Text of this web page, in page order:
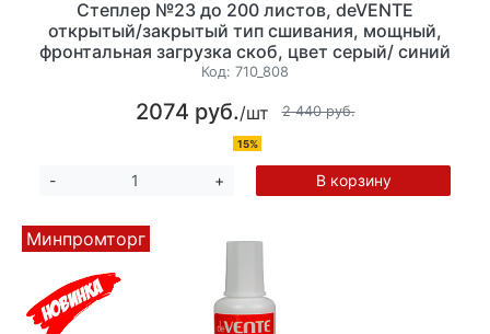
Степлер №23 до 200 листов, deVENTE
открытый/закрытый тип сшивания, мощный,
фронтальная загрузка скоб, цвет серый/ синий
Код: 710_808
2074 руб./шт 2 440 руб.
15%
- + В корзину
Минпромторг